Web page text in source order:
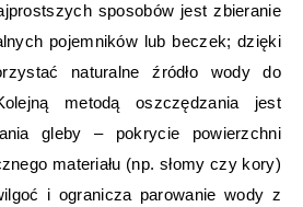
sposobów jest zbieranie
pojemników lub beczek; dzięki
naturalne źródło wody do
metodą oszczędzania jest
gleby – pokrycie powierzchni
materiału (np. słomy czy kory)
i ogranicza parowanie wody z